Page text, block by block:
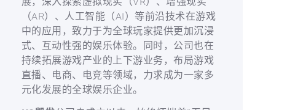
（AR）、人工智能（AI）等前沿技术在游戏
中的应用，致力于为全球玩家提供更加沉浸
式、互动性强的娱乐体验。同时，公司也在
持续拓展游戏产业的上下游业务，布局游戏
直播、电商、电竞等领域，力求成为一家多
元化发展的全球娱乐企业。